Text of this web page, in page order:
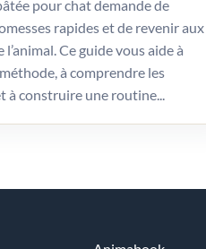
pour chat demande de
rapides et de revenir aux
l’animal. Ce guide vous aide à
à comprendre les
à construire une routine...